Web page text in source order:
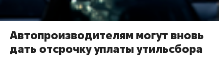
Автопроизводителям могут вновь
дать отсрочку уплаты утильсбора